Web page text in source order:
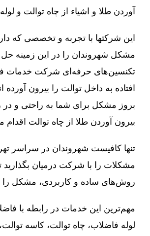
آوردن طلا و اشیاء از چاه توالت و
این شرکتها با تجربه و تخصصی که
مشکل شهروندان را در این زمینه حل
تکنسین‌های حرفه‌ای شرکت خدمات
افتاده به داخل توالت را بیرون
بروز مشکل برای شما به راحتی و در
بیرون آوردن طلا از چاه توالت اقدام
تنها کافیست شهروندان در سراسر
مشکلات را با شرکت درمیان بگذارید تا
روش‌های ساده و کاربردی، مشکل را
مهم‌ترین این خدمات در رابطه با
لوله فاضلاب، چاه توالت، کاسه